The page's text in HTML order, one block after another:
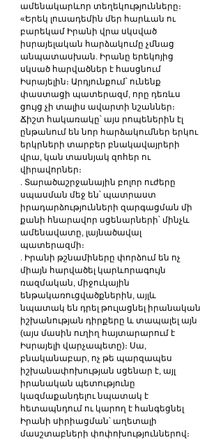
ամենակարևոր տեղեկությունները։
«Երեկ լուսադեմին մեր հարևան ու
բարեկամ Իրանի վրա սկսված
իսրայելական հարձակումը չմնաց
անպատասխան. Իրանը երեկոյից
սկսած հարվածներ է հասցնում
Իսրայելին։ Արդյունքում՝ ունենք
փաստացի պատերազմ, որը դեռևս
ցույց չի տալիս ավարտի նշաններ։
Ճիշտ հակառակը՝ այս րոպեներին էլ
ընթանում են նոր հարձակումներ երկու
երկրների տարբեր բնակավայրերի
վրա, կան տասնյակ զոհեր ու
վիրավորներ։
. Տարածաշրջանային բոլոր ուժերը
սպասման մեջ են՝ պատրաստ
իրադարձությունների զարգացման մի
քանի հնարավոր սցենարների՝ մինչև
ամենավատը, լայնածավալ
պատերազմի։
. Իրանի թշնամիները փորձում են ոչ
միայն հարվածել կարևորագույն
ռազմական, միջուկային
ենթակառուցվածքներին, այլև
նպատակ են դրել թուլացնել իրանական
իշխանության դիրքերը և տապալել այն
(այս մասին ուղիղ հայտարարում է
Իսրայելի վարչապետը)։ Սա,
բնականաբար, ոչ թե պարզապես
իշխանափոխության սցենար է, այլ
իրանական պետությունը
կազմաքանդելու նպատակ է
հետապնդում ու կարող է հանգեցնել
Իրանի սիրիացման՝ աղետալի
մասշտաբների փոփոխություններով։